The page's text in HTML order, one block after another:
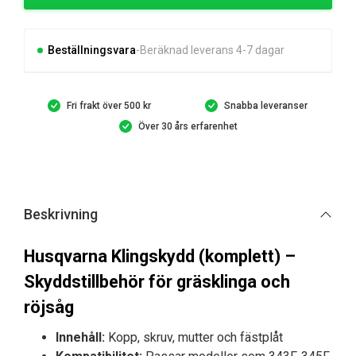
mängd
Beställningsvara Beräknad leverans 4-7 dagar
Fri frakt över 500 kr
Snabba leveranser
Över 30 års erfarenhet
Beskrivning
Husqvarna Klingskydd (komplett) –
Skyddstillbehör för gräsklinga och
röjsåg
Innehåll: Kopp, skruv, mutter och fästplåt